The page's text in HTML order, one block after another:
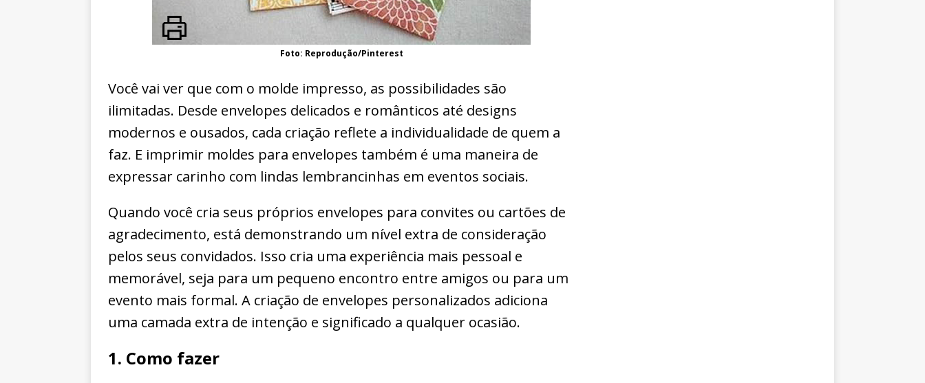
Foto: Reprodução/Pinterest
Você vai ver que com o molde impresso, as possibilidades são
ilimitadas. Desde envelopes delicados e românticos até designs
modernos e ousados, cada criação reflete a individualidade de quem a
faz. E imprimir moldes para envelopes também é uma maneira de
expressar carinho com lindas lembrancinhas em eventos sociais.
Quando você cria seus próprios envelopes para convites ou cartões de
agradecimento, está demonstrando um nível extra de consideração
pelos seus convidados. Isso cria uma experiência mais pessoal e
memorável, seja para um pequeno encontro entre amigos ou para um
evento mais formal. A criação de envelopes personalizados adiciona
uma camada extra de intenção e significado a qualquer ocasião.
1. Como fazer